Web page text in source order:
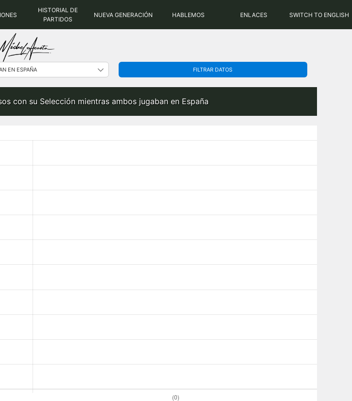
HISTORIAL DE
PARTIDOS
NUEVA GENERACIÓN HABLEMOS ENLACES SWITCH TO ENGLISH
FILTRAR DATOS
con su Selección mientras ambos jugaban en España